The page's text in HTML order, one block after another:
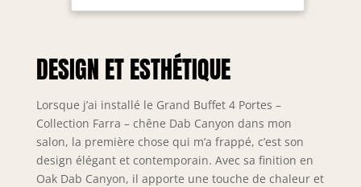
DESIGN ET ESTHÉTIQUE
Lorsque j’ai installé le Grand Buffet 4 Portes –
Collection Farra – chêne Dab Canyon dans mon
salon, la première chose qui m’a frappé, c’est son
design élégant et contemporain. Avec sa finition en
Oak Dab Canyon, il apporte une touche de chaleur et